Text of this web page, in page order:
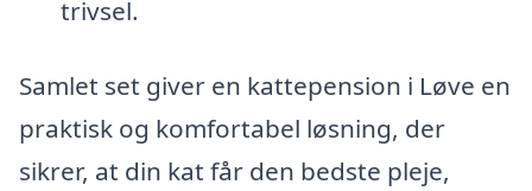
trivsel.
Samlet set giver en kattepension i Løve en
praktisk og komfortabel løsning, der
sikrer, at din kat får den bedste pleje,